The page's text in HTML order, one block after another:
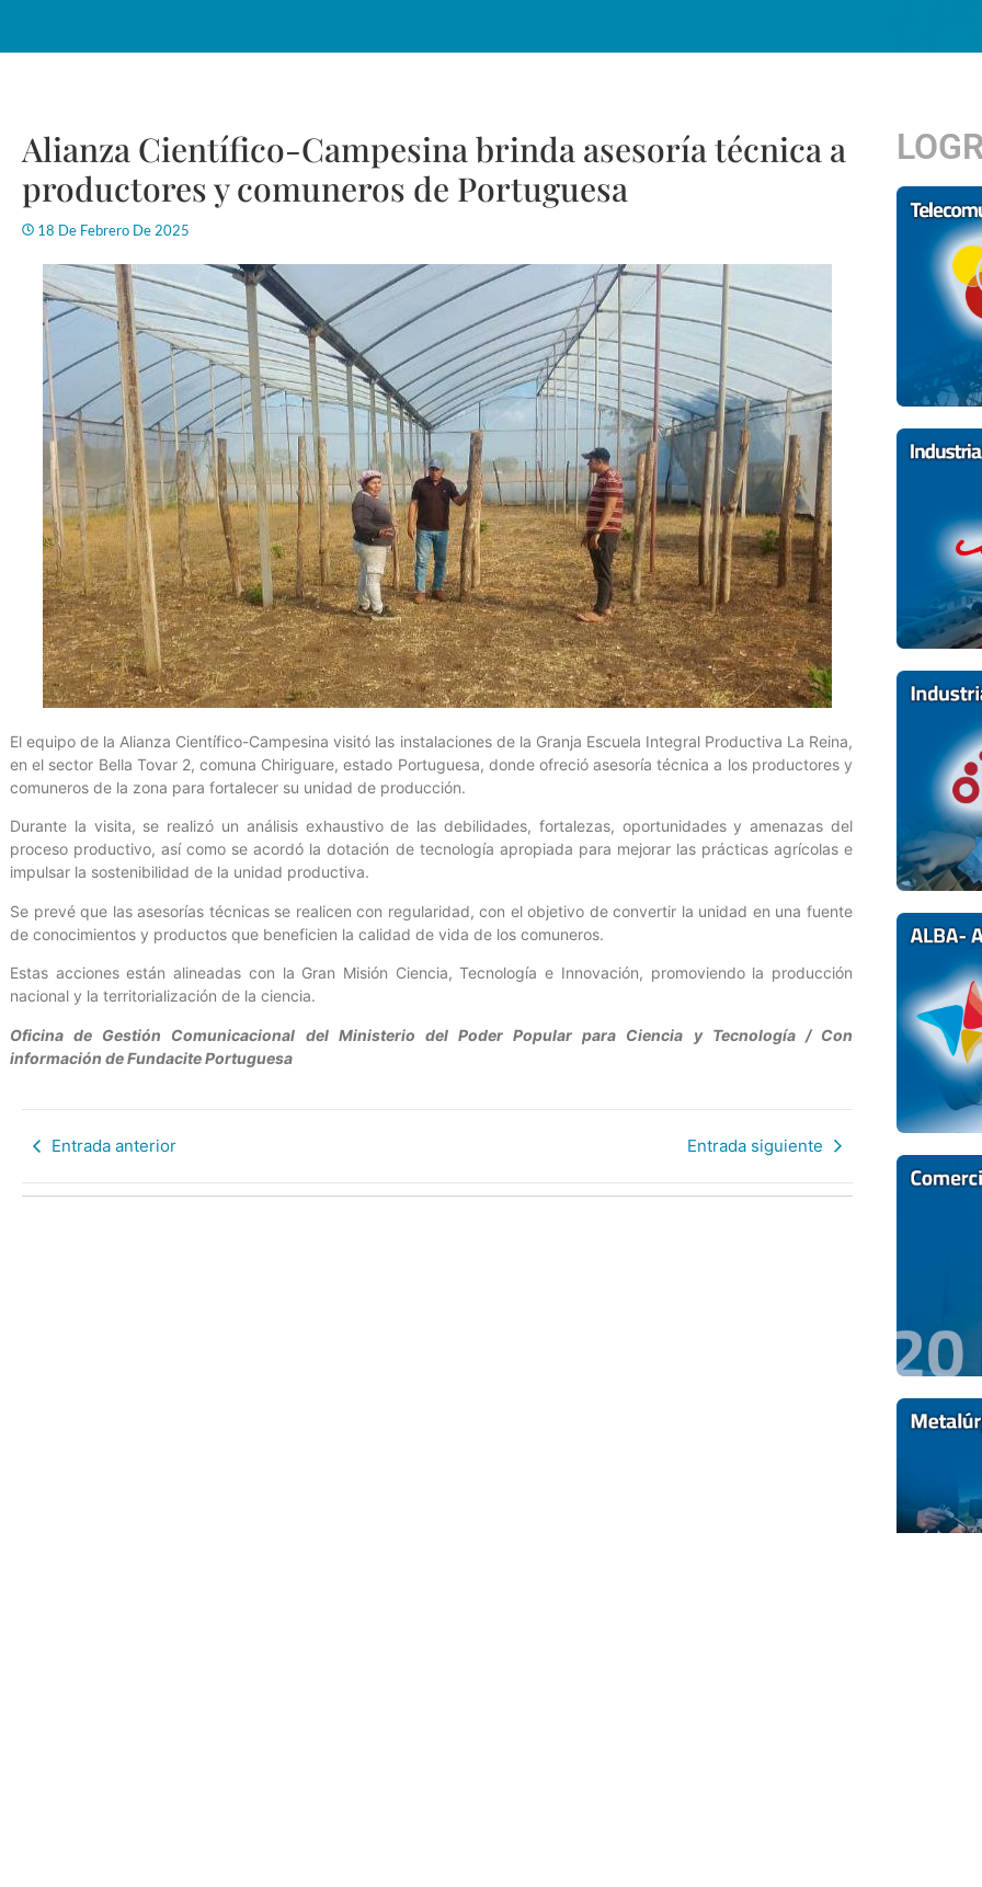
Alianza Científico-Campesina brinda asesoría técnica a
productores y comuneros de Portuguesa
18 De Febrero De 2025
El equipo de la Alianza Científico-Campesina visitó las instalaciones de la Granja Escuela Integral Productiva La Reina,
en el sector Bella Tovar 2, comuna Chiriguare, estado Portuguesa, donde ofreció asesoría técnica a los productores y
comuneros de la zona para fortalecer su unidad de producción.
Durante la visita, se realizó un análisis exhaustivo de las debilidades, fortalezas, oportunidades y amenazas del
proceso productivo, así como se acordó la dotación de tecnología apropiada para mejorar las prácticas agrícolas e
impulsar la sostenibilidad de la unidad productiva.
Se prevé que las asesorías técnicas se realicen con regularidad, con el objetivo de convertir la unidad en una fuente
de conocimientos y productos que beneficien la calidad de vida de los comuneros.
Estas acciones están alineadas con la Gran Misión Ciencia, Tecnología e Innovación, promoviendo la producción
nacional y la territorialización de la ciencia.
Oficina de Gestión Comunicacional del Ministerio del Poder Popular para Ciencia y Tecnología / Con
información de Fundacite Portuguesa
Entrada anterior Entrada siguiente